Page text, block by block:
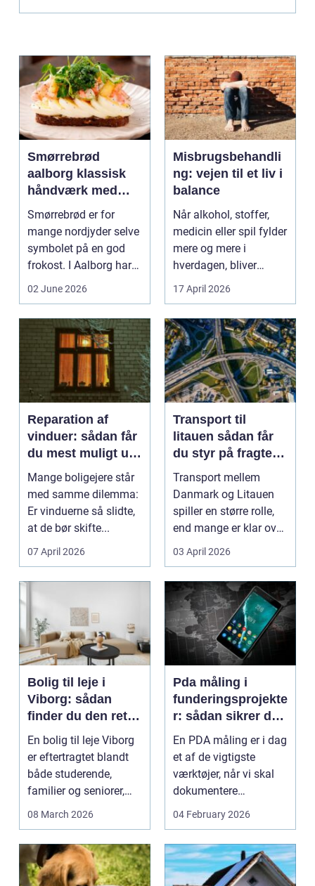
Smørrebrød
aalborg klassisk
håndværk med
moderne twist
Smørrebrød er for
mange nordjyder selve
symbolet på en god
frokost. I Aalborg har
den klassiske spis...
02 June 2026
Misbrugsbehandli
ng: vejen til et liv i
balance
Når alkohol, stoffer,
medicin eller spil fylder
mere og mere i
hverdagen, bliver
grænsen...
17 April 2026
Reparation af
vinduer: sådan får
du mest muligt ud
af dine gamle
vinduer
Mange boligejere står
med samme dilemma:
Er vinduerne så slidte,
at de bør skifte...
07 April 2026
Transport til
litauen sådan får
du styr på fragten
til baltikum
Transport mellem
Danmark og Litauen
spiller en større rolle,
end mange er klar over.
Litauen er et n...
03 April 2026
Bolig til leje i
Viborg: sådan
finder du den rette
lejlighed
En bolig til leje Viborg
er eftertragtet blandt
både studerende,
familier og seniorer,
fordi b...
08 March 2026
Pda måling i
funderingsprojekte
r: sådan sikrer du
dokumenteret
bæreevne
En PDA måling er i dag
et af de vigtigste
værktøjer, når vi skal
dokumentere
bæreevnen af pæle til
04 February 2026